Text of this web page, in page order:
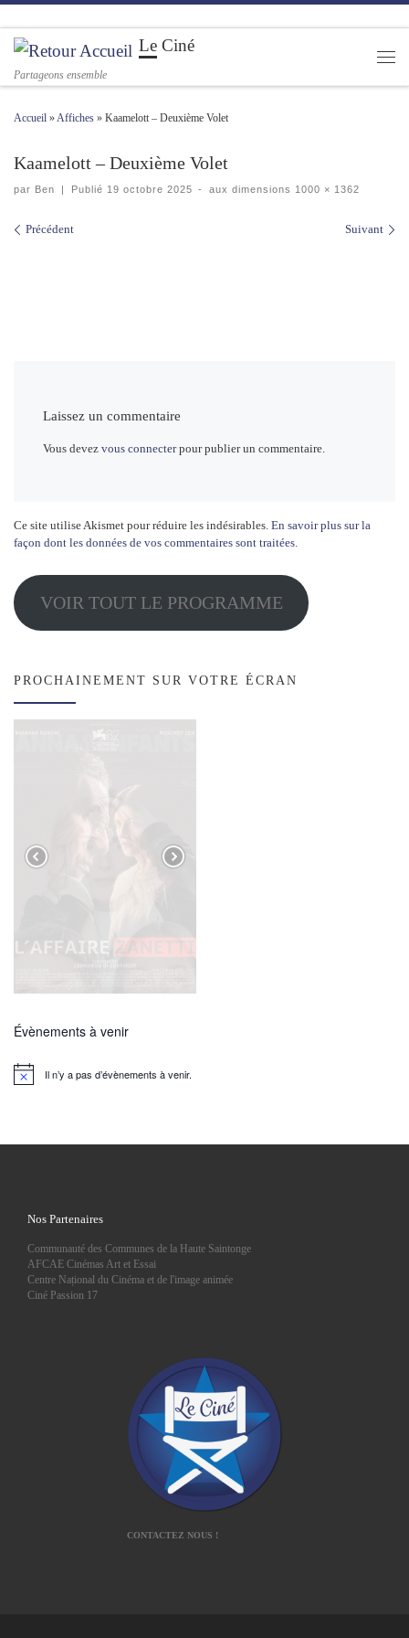
Passer au contenu
Le Ciné
Partageons ensemble
Accueil » Affiches » Kaamelott – Deuxième Volet
Kaamelott – Deuxième Volet
par Ben | Publié 19 octobre 2025 - aux dimensions 1000 × 1362
Navigation des images
Précédent Suivant
Laissez un commentaire
Vous devezvous connecterpour publier un commentaire.
Ce site utilise Akismet pour réduire les indésirables. En savoir plus sur la
façon dont les données de vos commentaires sont traitées.
VOIR TOUT LE PROGRAMME
PROCHAINEMENT SUR VOTRE ÉCRAN
Évènements à venir
e
Il n’y a pas d’évènements à venir.
Nos Partenaires
Communauté des Communes de la Haute Saintonge
AFCAE Cinémas Art et Essai
Centre Național du Cinéma et de l'image animée
Ciné Passion 17
CONTACTEZ NOUS !